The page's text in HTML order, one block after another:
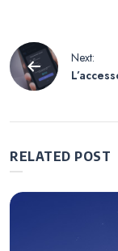
articoli
Next:
RELATED POST